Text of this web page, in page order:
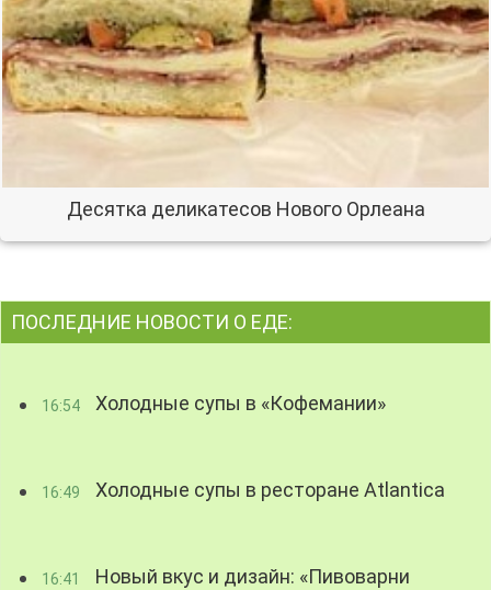
Десятка деликатесов Нового Орлеана
ПОСЛЕДНИЕ НОВОСТИ О ЕДЕ:
16:54 Холодные супы в «Кофемании»
16:49 Холодные супы в ресторане Atlantica
16:41
Новый вкус и дизайн: «Пивоварни